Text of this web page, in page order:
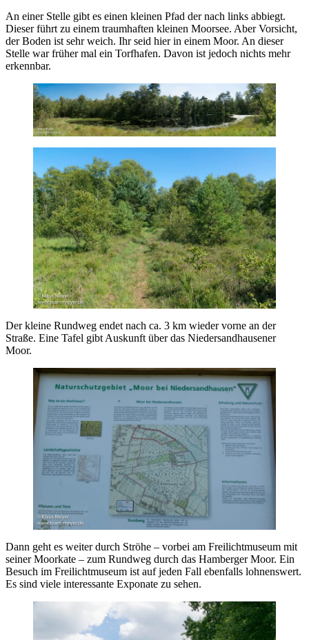
An einer Stelle gibt es einen kleinen Pfad der nach links abbiegt.
Dieser führt zu einem traumhaften kleinen Moorsee. Aber Vorsicht,
der Boden ist sehr weich. Ihr seid hier in einem Moor. An dieser
Stelle war früher mal ein Torfhafen. Davon ist jedoch nichts mehr
erkennbar.
Der kleine Rundweg endet nach ca. 3 km wieder vorne an der
Straße. Eine Tafel gibt Auskunft über das Niedersandhausener
Moor.
Dann geht es weiter durch Ströhe – vorbei am Freilichtmuseum mit
seiner Moorkate – zum Rundweg durch das Hamberger Moor. Ein
Besuch im Freilichtmuseum ist auf jeden Fall ebenfalls lohnenswert.
Es sind viele interessante Exponate zu sehen.